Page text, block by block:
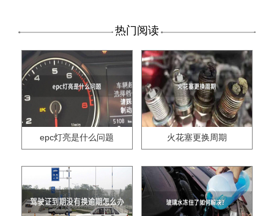
热门阅读
epc灯亮是什么问题 火花塞更换周期